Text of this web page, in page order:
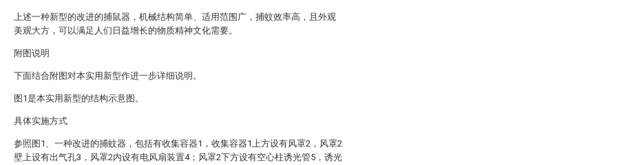
上述一种新型的改进的捕鼠器，机械结构简单、适用范围广，捕蚊效率高，且外观
美观大方，可以满足人们日益增长的物质精神文化需要。
附图说明
下面结合附图对本实用新型作进一步详细说明。
图1是本实用新型的结构示意图。
具体实施方式
参照图1、一种改进的捕蚊器，包括有收集容器1，收集容器1上方设有风罩2，风罩2
壁上设有出气孔3，风罩2内设有电风扇装置4；风罩2下方设有空心柱诱光管5，诱光